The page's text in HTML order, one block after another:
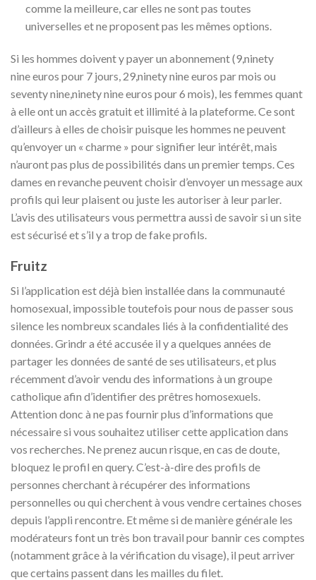
comme la meilleure, car elles ne sont pas toutes
universelles et ne proposent pas les mêmes options.
Si les hommes doivent y payer un abonnement (9,ninety
nine euros pour 7 jours, 29,ninety nine euros par mois ou
seventy nine,ninety nine euros pour 6 mois), les femmes quant
à elle ont un accès gratuit et illimité à la plateforme. Ce sont
d’ailleurs à elles de choisir puisque les hommes ne peuvent
qu’envoyer un « charme » pour signifier leur intérêt, mais
n’auront pas plus de possibilités dans un premier temps. Ces
dames en revanche peuvent choisir d’envoyer un message aux
profils qui leur plaisent ou juste les autoriser à leur parler.
L’avis des utilisateurs vous permettra aussi de savoir si un site
est sécurisé et s’il y a trop de fake profils.
Fruitz
Si l’application est déjà bien installée dans la communauté
homosexual, impossible toutefois pour nous de passer sous
silence les nombreux scandales liés à la confidentialité des
données. Grindr a été accusée il y a quelques années de
partager les données de santé de ses utilisateurs, et plus
récemment d’avoir vendu des informations à un groupe
catholique afin d’identifier des prêtres homosexuels.
Attention donc à ne pas fournir plus d’informations que
nécessaire si vous souhaitez utiliser cette application dans
vos recherches. Ne prenez aucun risque, en cas de doute,
bloquez le profil en query. C’est-à-dire des profils de
personnes cherchant à récupérer des informations
personnelles ou qui cherchent à vous vendre certaines choses
depuis l’appli rencontre. Et même si de manière générale les
modérateurs font un très bon travail pour bannir ces comptes
(notamment grâce à la vérification du visage), il peut arriver
que certains passent dans les mailles du filet.